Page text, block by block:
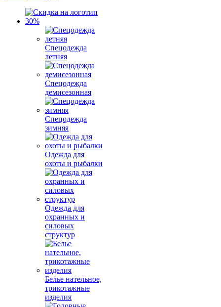
Спецодежда
летняя
Спецодежда
демисезонная
Спецодежда
зимняя
Одежда для
охоты и рыбалки
Одежда для
охранных и
силовых
структур
Белье нательное,
трикотажные
изделия